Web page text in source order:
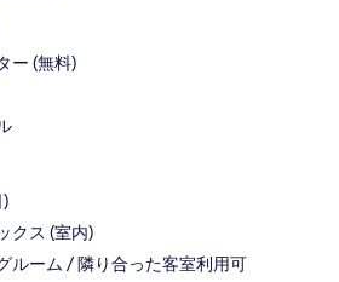
ー (無料)
クス (室内)
ルーム / 隣り合った客室利用可